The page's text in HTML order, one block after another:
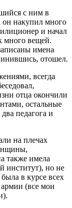
с ним в
он накупил много
и начал
много вещей.
имена
отошел.
всегда
отца окончили
остальные
педагога и
на плечах
также имела
институт), но не
в курсе всех
(все мои